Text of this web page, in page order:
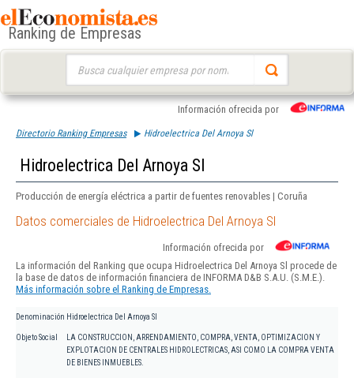
Ranking de Empresas
Información ofrecida por
Directorio Ranking Empresas Hidroelectrica Del Arnoya Sl
Hidroelectrica Del Arnoya Sl
Producción de energía eléctrica a partir de fuentes renovables | Coruña
Datos comerciales de Hidroelectrica Del Arnoya Sl
Información ofrecida por
La información del Ranking que ocupa Hidroelectrica Del Arnoya Sl procede de
la base de datos de información financiera de INFORMA D&B S.A.U. (S.M.E.).
Más información sobre el Ranking de Empresas.
Denominación Hidroelectrica Del Arnoya Sl
Objeto Social
LA CONSTRUCCION, ARRENDAMIENTO, COMPRA, VENTA, OPTIMIZACION Y
EXPLOTACION DE CENTRALES HIDROLECTRICAS, ASI COMO LA COMPRA VENTA
DE BIENES INMUEBLES.